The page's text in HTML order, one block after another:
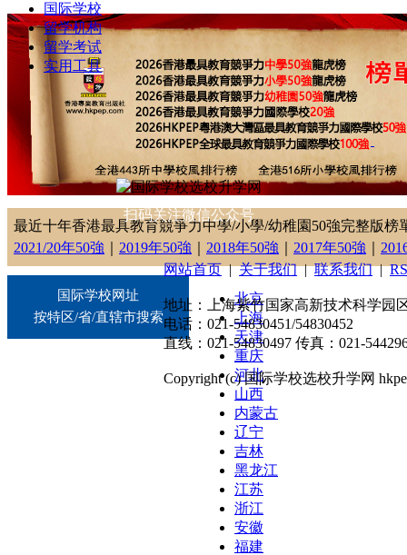
国际学校
留学机构
留学考试
实用工具
最近十年香港最具教育競爭力中學/小學/幼稚園50強完整版榜
2021/20年50強
2019年50強 2018年50強 2017年50強
国际学校网址
按特区/省/直辖市搜索
北京
上海
天津
重庆
河北
山西
内蒙古
辽宁
吉林
黑龙江
江苏
浙江
安徽
福建
扫码关注微信公众号
网站首页|关于我们|联系我们|
地址：上海紫竹国家高新技术科学园
电话：021-54830451/54830452
直线：021-54830497 传真：021-
Copyright (c) 国际学校选校升学网